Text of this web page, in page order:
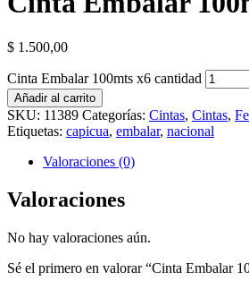
$ 1.500,00
Cinta Embalar 100mts x6 cantidad
Añadir al carrito
SKU: 11389 Categorías: Cintas, Cintas,
Etiquetas: capicua, embalar, nacional
Valoraciones (0)
Valoraciones
No hay valoraciones aún.
Sé el primero en valorar “Cinta Embalar